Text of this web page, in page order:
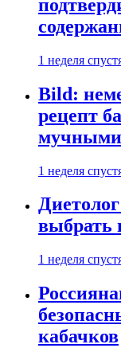
1 неделя
Bild:
рецепт
1 неделя
выбрать
1 неделя
кабачков